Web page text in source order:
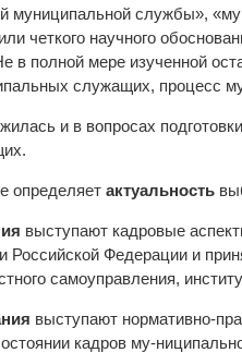
службы»,
четкого научного
в полной мере изученной
служащих, процесс
и в вопросах
определяет актуальность
выступают кадровые
Российской Федерации и
самоуправления,
выступают нормативно-
кадров му-